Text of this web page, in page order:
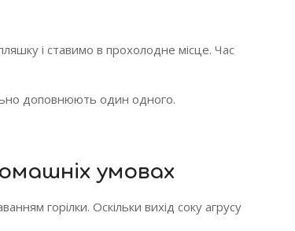
і ставимо в прохолодне місце. Час
доповнюють один одного.
умовах
горілки. Оскільки вихід соку агрусу